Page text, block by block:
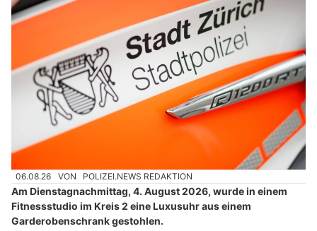
06.08.26 VON POLIZEI.NEWS REDAKTION
Am Dienstagnachmittag, 4. August 2026, wurde in einem
Fitnessstudio im Kreis 2 eine Luxusuhr aus einem
Garderobenschrank gestohlen.